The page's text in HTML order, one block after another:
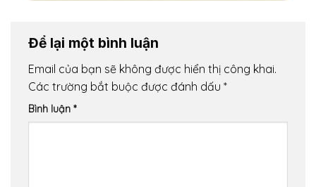
Để lại một bình luận
Email của bạn sẽ không được hiển thị công khai.
Các trường bắt buộc được đánh dấu *
Bình luận *